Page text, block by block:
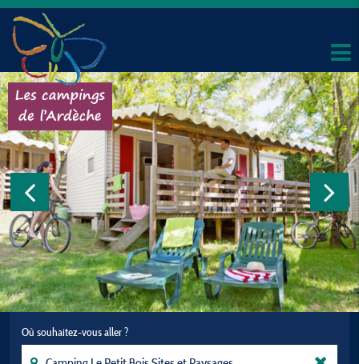
Où souhaitez-vous aller ?